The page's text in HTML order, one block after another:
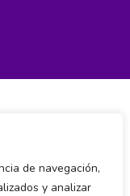
de navegación,
y analizar